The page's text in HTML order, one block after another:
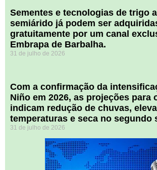
Sementes e tecnologias de trigo
semiárido já podem ser
gratuitamente por um canal
Embrapa de Barbalha.
31 de julho de 2026
Com a confirmação da
Niño em 2026, as projeções para
indicam redução de chuvas,
temperaturas e seca no segundo
31 de julho de 2026